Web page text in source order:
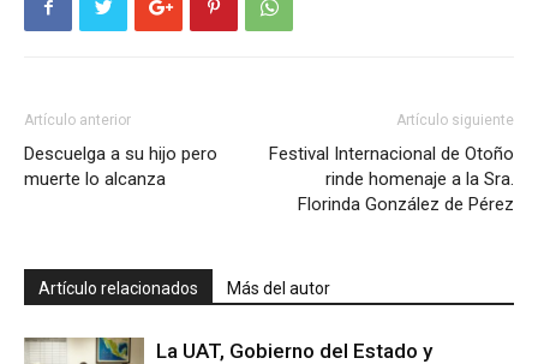
Artículo anterior
Descuelga a su hijo pero
muerte lo alcanza
Artículo siguiente
Festival Internacional de Otoño
rinde homenaje a la Sra.
Florinda González de Pérez
Artículo relacionados Más del autor
La UAT, Gobierno del Estado y